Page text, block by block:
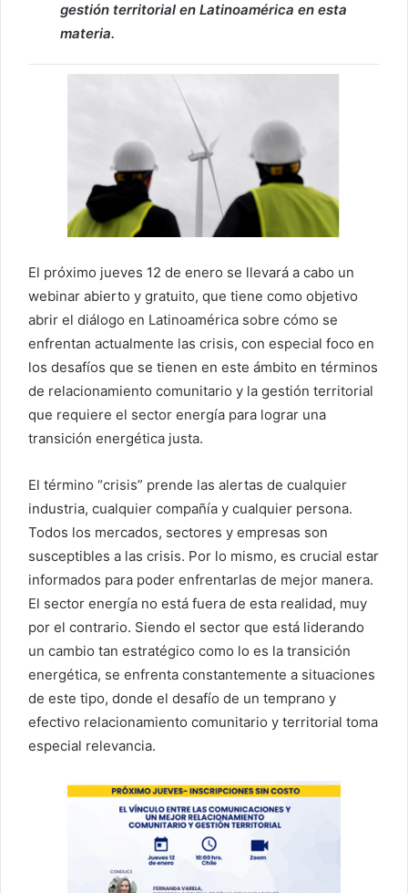
gestión territorial en Latinoamérica en esta
materia.
El próximo jueves 12 de enero se llevará a cabo un
webinar abierto y gratuito, que tiene como objetivo
abrir el diálogo en Latinoamérica sobre cómo se
enfrentan actualmente las crisis, con especial foco en
los desafíos que se tienen en este ámbito en términos
de relacionamiento comunitario y la gestión territorial
que requiere el sector energía para lograr una
transición energética justa.
El término “crisis” prende las alertas de cualquier
industria, cualquier compañía y cualquier persona.
Todos los mercados, sectores y empresas son
susceptibles a las crisis. Por lo mismo, es crucial estar
informados para poder enfrentarlas de mejor manera.
El sector energía no está fuera de esta realidad, muy
por el contrario. Siendo el sector que está liderando
un cambio tan estratégico como lo es la transición
energética, se enfrenta constantemente a situaciones
de este tipo, donde el desafío de un temprano y
efectivo relacionamiento comunitario y territorial toma
especial relevancia.